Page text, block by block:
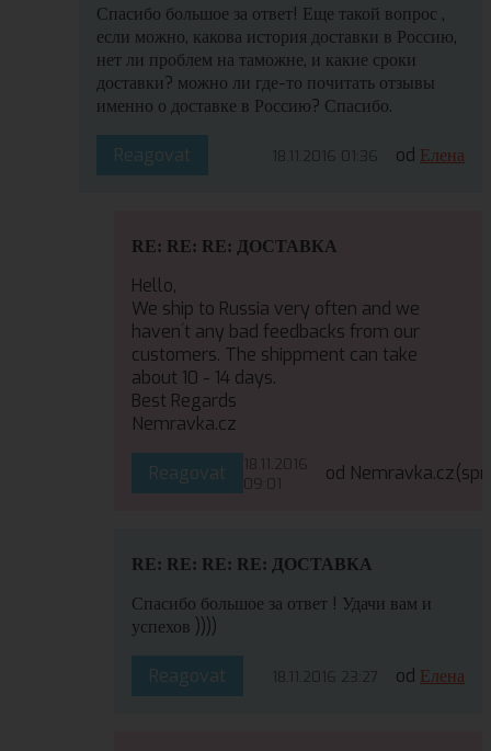
Спасибо большое за ответ! Еще такой вопрос ,
если можно, какова история доставки в Россию,
нет ли проблем на таможне, и какие сроки
доставки? можно ли где-то почитать отзывы
именно о доставке в Россию? Спасибо.
Reagovat 18.11.2016 01:36 od Елена
RE: RE: RE: ДОСТАВКА
Hello,
We ship to Russia very often and we
haven´t any bad feedbacks from our
customers. The shippment can take
about 10 - 14 days.
Best Regards
Nemravka.cz
Reagovat
18.11.2016
09:01
od Nemravka.cz
RE: RE: RE: RE: ДОСТАВКА
Спасибо большое за ответ ! Удачи вам и
успехов ))))
Reagovat 18.11.2016 23:27 od Елена